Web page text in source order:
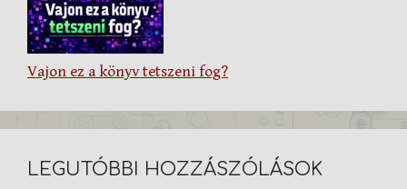
Vajon ez a könyv tetszeni fog?
LEGUTÓBBI HOZZÁSZÓLÁSOK